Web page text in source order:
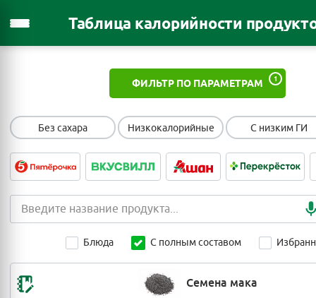
Таблица калорийности
1
ФИЛЬТР ПО ПАРАМЕТРАМ
Без сахара Низкокалорийные С низким ГИ
Блюда С полным составом
Семена мака